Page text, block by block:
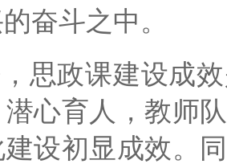
奋斗之中。
思政课建设成
心育人，教师
设初显成效。